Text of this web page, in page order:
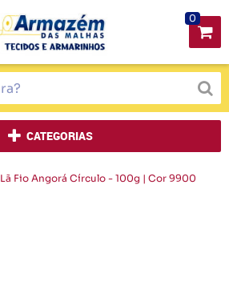
0
CATEGORIAS
Lã Fio Angorá Círculo - 100g | Cor 9900